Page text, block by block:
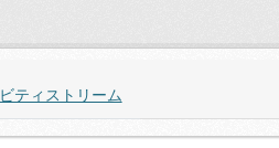
ティストリーム